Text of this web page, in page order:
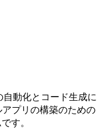
動化とコード生成に
プリの構築のための
す。